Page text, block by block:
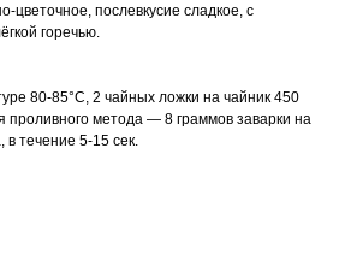
цветочное, послевкусие сладкое, с
горечью.
80-85°C, 2 чайных ложки на чайник 450
проливного метода — 8 граммов заварки на
в течение 5-15 сек.